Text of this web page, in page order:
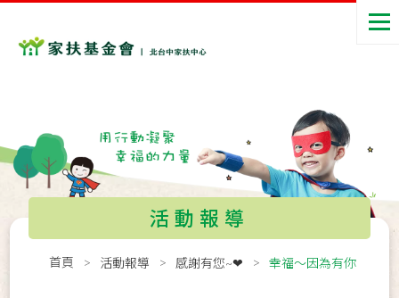
活動報導
首頁 活動報導 感謝有您~❤ 幸福～因為有你